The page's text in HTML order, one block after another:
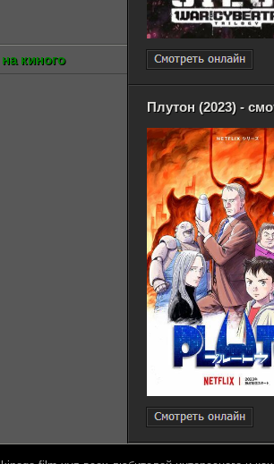
Плутон (2023) -
киного